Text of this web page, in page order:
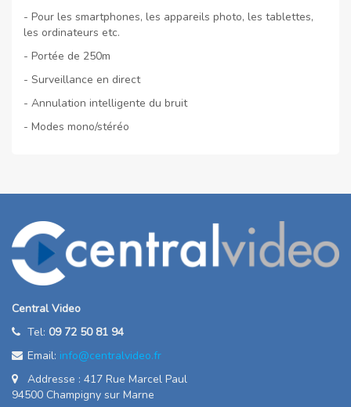
- Pour les smartphones, les appareils photo, les tablettes,
les ordinateurs etc.
- Portée de 250m
- Surveillance en direct
- Annulation intelligente du bruit
- Modes mono/stéréo
Central Video
Tel: 09 72 50 81 94
Email: info@centralvideo.fr
Addresse : 417 Rue Marcel Paul
94500 Champigny sur Marne